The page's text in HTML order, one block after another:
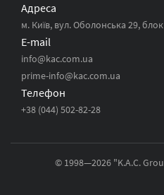
Адреса
м. Київ, вул. Оболонська 29,
E-mail
info@kac.com.ua
prime-info@kac.com.ua
Телефон
+38 (044) 502-82-28
© 1998—2026 "K.A.C.